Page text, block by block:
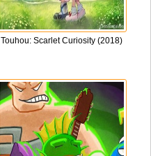
Touhou: Scarlet Curiosity (2018)